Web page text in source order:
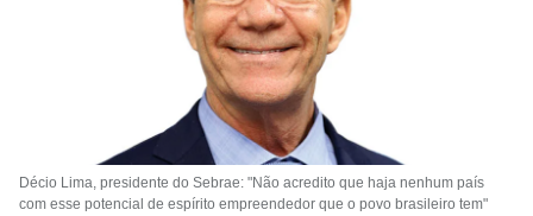
Décio Lima, presidente do Sebrae: "Não acredito que haja nenhum país
com esse potencial de espírito empreendedor que o povo brasileiro tem"